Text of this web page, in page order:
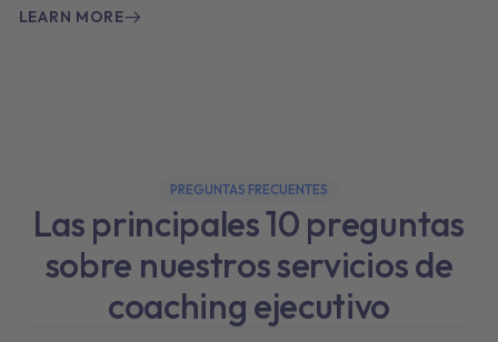
LEARN MORE
PREGUNTAS FRECUENTES
Las principales 10 preguntas
sobre nuestros servicios de
coaching ejecutivo